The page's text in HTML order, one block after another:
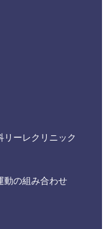
リーレクリニック
動の組み合わせ